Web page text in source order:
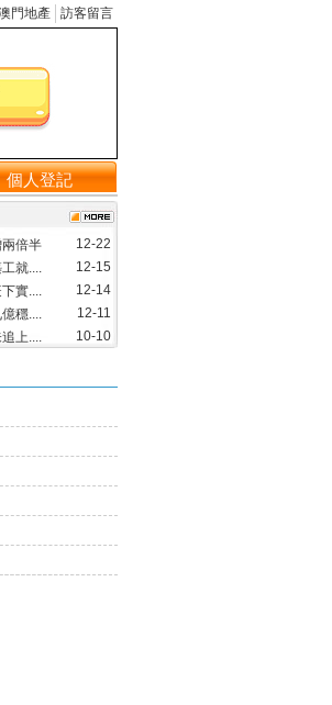
訪客留言
門地產
個人登記
倍半
12-22
就....
12-15
實....
12-14
穩....
12-11
上....
10-10
1.....
低....
11-02
1.....